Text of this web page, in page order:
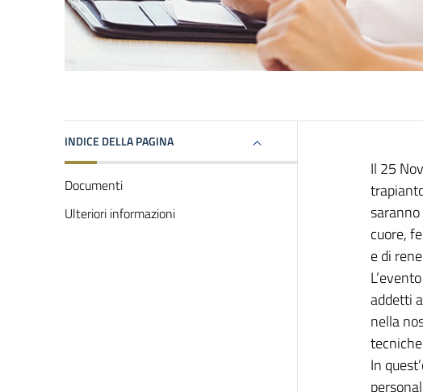
INDICE DELLA PAGINA
Documenti
Ulteriori informazioni
Il 25
cuore,
e di
addetti
nella
In